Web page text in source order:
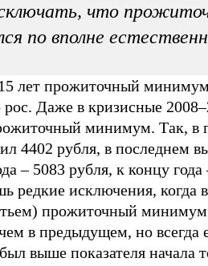
что
по вполне
лет прожиточный
рос. Даже в кризисные
минимум. Так, в
4402 рубля, в последнем
– 5083 рубля, к концу
редкие исключения, когда
прожиточный
в предыдущем, но всегда
выше показателя начала